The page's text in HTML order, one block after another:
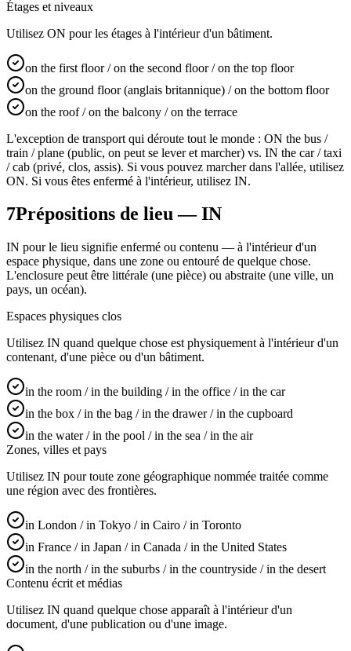
Étages et niveaux
Utilisez ON pour les étages à l'intérieur d'un bâtiment.
on the first floor / on the second floor / on the top floor
on the ground floor (anglais britannique) / on the bottom floor
on the roof / on the balcony / on the terrace
L'exception de transport qui déroute tout le monde : ON the bus /
train / plane (public, on peut se lever et marcher) vs. IN the car / taxi
/ cab (privé, clos, assis). Si vous pouvez marcher dans l'allée, utilisez
ON. Si vous êtes enfermé à l'intérieur, utilisez IN.
7Prépositions de lieu — IN
IN pour le lieu signifie enfermé ou contenu — à l'intérieur d'un
espace physique, dans une zone ou entouré de quelque chose.
L'enclosure peut être littérale (une pièce) ou abstraite (une ville, un
pays, un océan).
Espaces physiques clos
Utilisez IN quand quelque chose est physiquement à l'intérieur d'un
contenant, d'une pièce ou d'un bâtiment.
in the room / in the building / in the office / in the car
in the box / in the bag / in the drawer / in the cupboard
in the water / in the pool / in the sea / in the air
Zones, villes et pays
Utilisez IN pour toute zone géographique nommée traitée comme
une région avec des frontières.
in London / in Tokyo / in Cairo / in Toronto
in France / in Japan / in Canada / in the United States
in the north / in the suburbs / in the countryside / in the desert
Contenu écrit et médias
Utilisez IN quand quelque chose apparaît à l'intérieur d'un
document, d'une publication ou d'une image.